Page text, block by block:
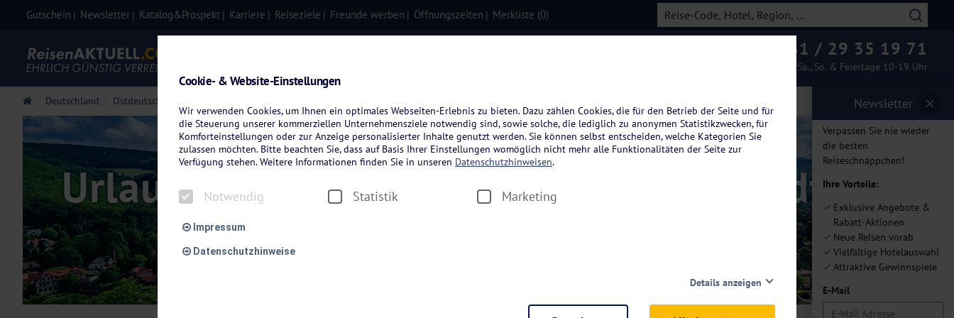
Gutschein Newsletter Katalog&Prospekt Karriere Reiseziele Freunde werben Öffnungszeiten Merkliste (0)
0261 / 29 35 19 71
Mo.-Fr. 08-19 Uhr / Sa., So. & Feiertage 10-19 Uhr
Newsletter
Verpassen Sie nie wieder
die besten
Reiseschnäppchen!
Ihre Vorteile:
Exklusive Angebote &
Rabatt-Aktionen
Neue Reisen vorab
Vielfältige Hotelauswahl
Attraktive Gewinnspiele
E-Mail
Deutschland Ostdeutschland
Urlaub in Wernigerode – Die bunte Stadt am
Cookie- & Website-Einstellungen
Wir verwenden Cookies, um Ihnen ein optimales Webseiten-Erlebnis zu bieten. Dazu zählen Cookies, die für den Betrieb der Seite und für
die Steuerung unserer kommerziellen Unternehmensziele notwendig sind, sowie solche, die lediglich zu anonymen Statistikzwecken, für
Komforteinstellungen oder zur Anzeige personalisierter Inhalte genutzt werden. Sie können selbst entscheiden, welche Kategorien Sie
zulassen möchten. Bitte beachten Sie, dass auf Basis Ihrer Einstellungen womöglich nicht mehr alle Funktionalitäten der Seite zur
Verfügung stehen. Weitere Informationen finden Sie in unseren Datenschutzhinweisen.
Notwendig Statistik Marketing
Impressum
Datenschutzhinweise
Details anzeigen